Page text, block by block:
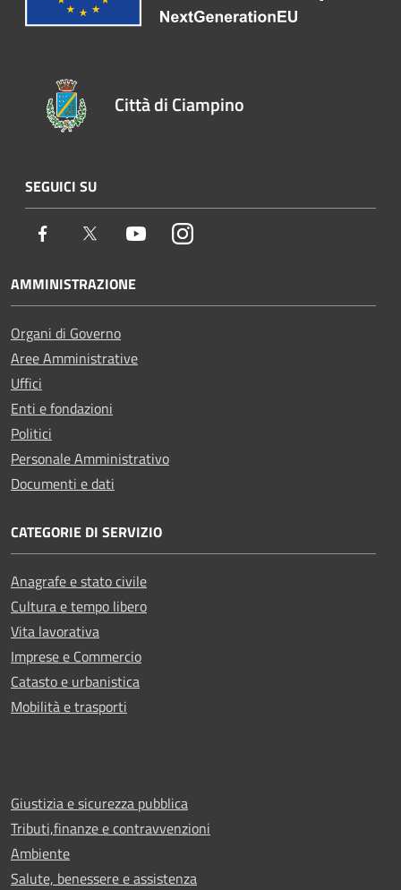
Città di Ciampino
SEGUICI SU
Facebook Twitter YoutubeInstagram
AMMINISTRAZIONE
Organi di Governo
Aree Amministrative
Uffici
Enti e fondazioni
Politici
Personale Amministrativo
Documenti e dati
CATEGORIE DI SERVIZIO
Anagrafe e stato civile
Cultura e tempo libero
Vita lavorativa
Imprese e Commercio
Catasto e urbanistica
Mobilità e trasporti
Giustizia e sicurezza pubblica
Tributi,finanze e contravvenzioni
Ambiente
Salute, benessere e assistenza